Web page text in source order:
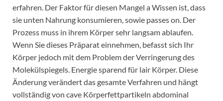
erfahren. Der Faktor für diesen Mangel a Wissen ist, dass
sie unten Nahrung konsumieren, sowie passes on. Der
Prozess muss in ihrem Körper sehr langsam ablaufen.
Wenn Sie dieses Präparat einnehmen, befasst sich Ihr
Körper jedoch mit dem Problem der Verringerung des
Molekülspiegels. Energie sparend für lair Körper. Diese
Änderung verändert das gesamte Verfahren und hängt
vollständig von cave Körperfettpartikeln abdominal